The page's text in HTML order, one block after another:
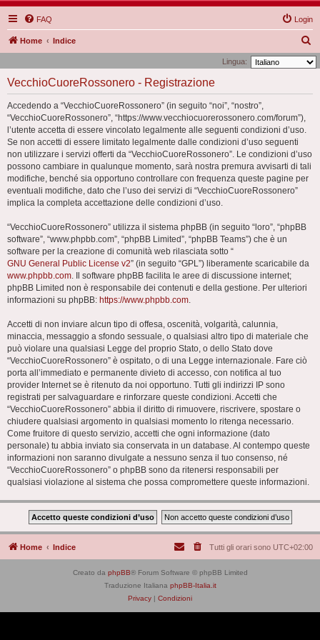
FAQ Login
Home Indice
e
Lingua:
VecchioCuoreRossonero - Registrazione
Accedendo a “VecchioCuoreRossonero” (in seguito “noi”, “nostro”,
“VecchioCuoreRossonero”, “https://www.vecchiocuorerossonero.com/forum”),
l’utente accetta di essere vincolato legalmente alle seguenti condizioni d’uso.
Se non accetti di essere limitato legalmente dalle condizioni d’uso seguenti
non utilizzare i servizi offerti da “VecchioCuoreRossonero”. Le condizioni d’uso
possono cambiare in qualunque momento, sarà nostra premura avvisarti di tali
modifiche, benché sia opportuno controllare con frequenza queste pagine per
eventuali modifiche, dato che l’uso dei servizi di “VecchioCuoreRossonero”
implica la completa accettazione delle condizioni d’uso.
“VecchioCuoreRossonero” utilizza il sistema phpBB (in seguito “loro”, “phpBB
software”, “www.phpbb.com”, “phpBB Limited”, “phpBB Teams”) che è un
software per la creazione di comunità web rilasciata sotto “
GNU General Public License v2” (in seguito “GPL”) liberamente scaricabile da
www.phpbb.com. Il software phpBB facilita le aree di discussione internet;
phpBB Limited non è responsabile dei contenuti e della gestione. Per ulteriori
informazioni su phpBB: https://www.phpbb.com.
Accetti di non inviare alcun tipo di offesa, oscenità, volgarità, calunnia,
minaccia, messaggio a sfondo sessuale, o qualsiasi altro tipo di materiale che
può violare una qualsiasi Legge del proprio Stato, o dello Stato dove
“VecchioCuoreRossonero” è ospitato, o di una Legge internazionale. Fare ciò
porta all’immediato e permanente divieto di accesso, con notifica al tuo
provider Internet se è ritenuto da noi opportuno. Tutti gli indirizzi IP sono
registrati per salvaguardare e rinforzare queste condizioni. Accetti che
“VecchioCuoreRossonero” abbia il diritto di rimuovere, riscrivere, spostare o
chiudere qualsiasi argomento in qualsiasi momento lo ritenga necessario.
Come fruitore di questo servizio, accetti che ogni informazione (dato
personale) tu abbia inviato sia conservata in un database. Al contempo queste
informazioni non saranno divulgate a nessuno senza il tuo consenso, né
“VecchioCuoreRossonero” o phpBB sono da ritenersi responsabili per
qualsiasi violazione al sistema che possa compromettere queste informazioni.
Home Indice Tutti gli orari sono UTC+02:00
Creato da phpBB® Forum Software © phpBB Limited
Traduzione Italiana phpBB-Italia.it
Privacy | Condizioni